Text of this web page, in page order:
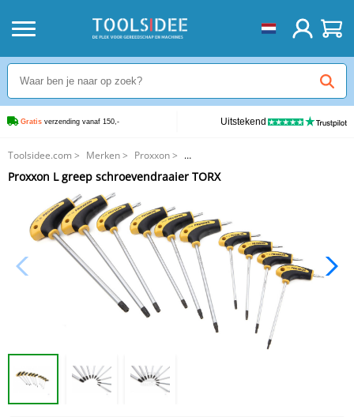
Gratis verzending vanaf 150,- Uitstekend
Toolsidee.com > Merken> Proxxon>
Proxxon L greep schroevendraaier TORX
Proxxon L greep schroevendraaier TORX